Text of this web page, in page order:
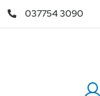
037754 3090